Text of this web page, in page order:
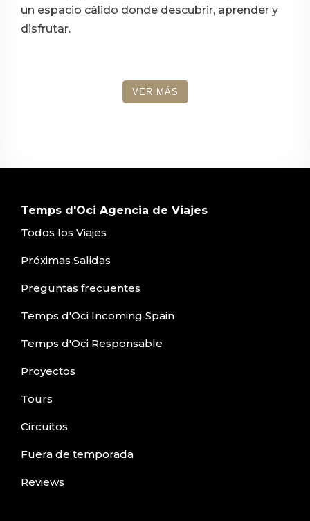
un espacio cálido donde descubrir, aprender y
disfrutar.
VER MÁS
Temps d'Oci Agencia de Viajes
Todos los Viajes
Próximas Salidas
Preguntas frecuentes
Temps d'Oci Incoming Spain
Temps d'Oci Responsable
Proyectos
Tours
Circuitos
Fuera de temporada
Reviews